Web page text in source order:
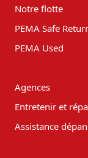
Notre flotte
PEMA Safe
PEMA Used
Agences
Entretenir et
Assistance